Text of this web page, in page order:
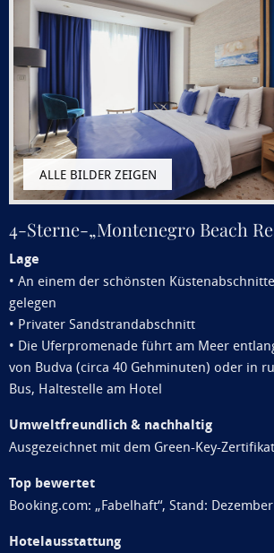
4-Sterne-„Montenegro Beach
Lage
• An einem der schönsten
gelegen
• Privater Sandstrandabschnitt
• Die Uferpromenade führt am Meer
von Budva (circa 40 Gehminuten) oder in
Bus, Haltestelle am Hotel
Umweltfreundlich & nachhaltig
Ausgezeichnet mit dem Green-Key-Zertifikat
Top bewertet
Booking.com: „Fabelhaft“, Stand:
Hotelausstattung